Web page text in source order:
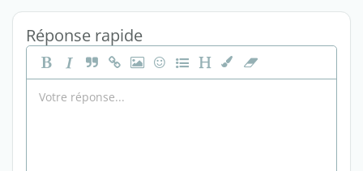
Réponse rapide